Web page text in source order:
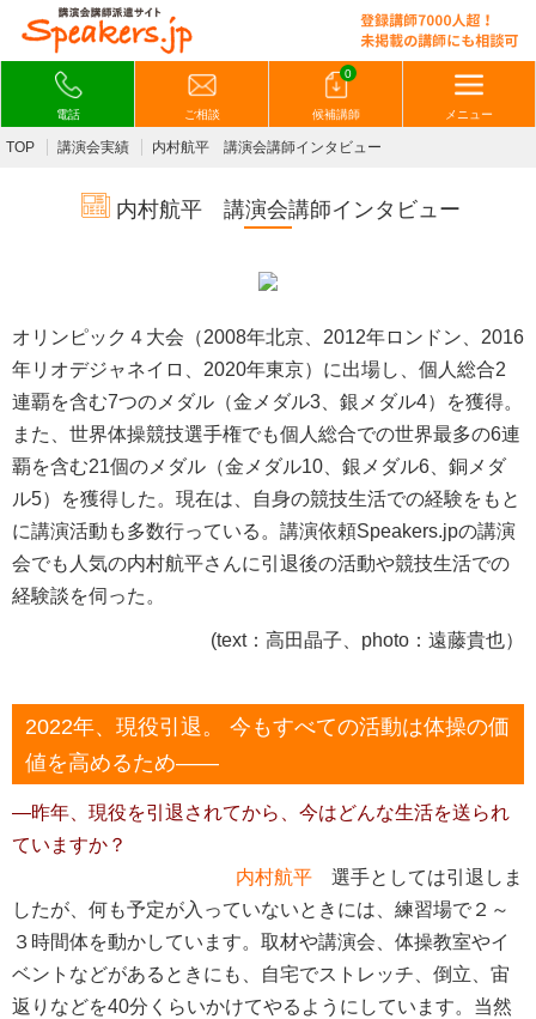
電話 ご相談
0
候補講師 メニュー
TOP 講演会実績 内村航平 講演会講師インタビュー
内村航平 講演会講師インタビュー
オリンピック４大会（2008年北京、2012年ロンドン、2016
年リオデジャネイロ、2020年東京）に出場し、個人総合2
連覇を含む7つのメダル（金メダル3、銀メダル4）を獲得。
また、世界体操競技選手権でも個人総合での世界最多の6連
覇を含む21個のメダル（金メダル10、銀メダル6、銅メダ
ル5）を獲得した。現在は、自身の競技生活での経験をもと
に講演活動も多数行っている。講演依頼Speakers.jpの講演
会でも人気の内村航平さんに引退後の活動や競技生活での
経験談を伺った。
(text：高田晶子、photo：遠藤貴也）
2022年、現役引退。 今もすべての活動は体操の価
値を高めるため――
―昨年、現役を引退されてから、今はどんな生活を送られ
ていますか？
内村航平選手としては引退しま
したが、何も予定が入っていないときには、練習場で２～
３時間体を動かしています。取材や講演会、体操教室やイ
ベントなどがあるときにも、自宅でストレッチ、倒立、宙
返りなどを40分くらいかけてやるようにしています。当然